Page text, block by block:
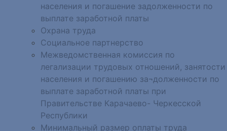
населения и погашение задолженности по
выплате заработной платы
Охрана труда
Социальное партнерство
Межведомственная комиссия по
легализации трудовых отношений, занятости
населения и погашению за¬долженности по
выплате заработной платы при
Правительстве Карачаево- Черкесской
Республики
Минимальный размер оплаты труда